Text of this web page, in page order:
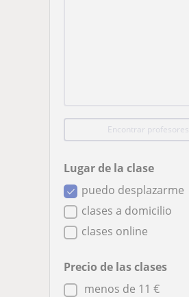
Encontrar profesores
Lugar de la clase
puedo desplazarme
clases a domicilio
clases online
Precio de las clases
menos de 11 €